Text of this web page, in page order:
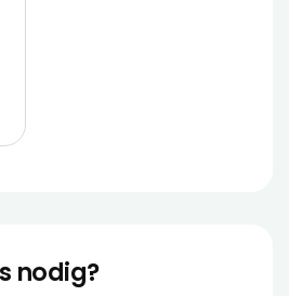
nodig?